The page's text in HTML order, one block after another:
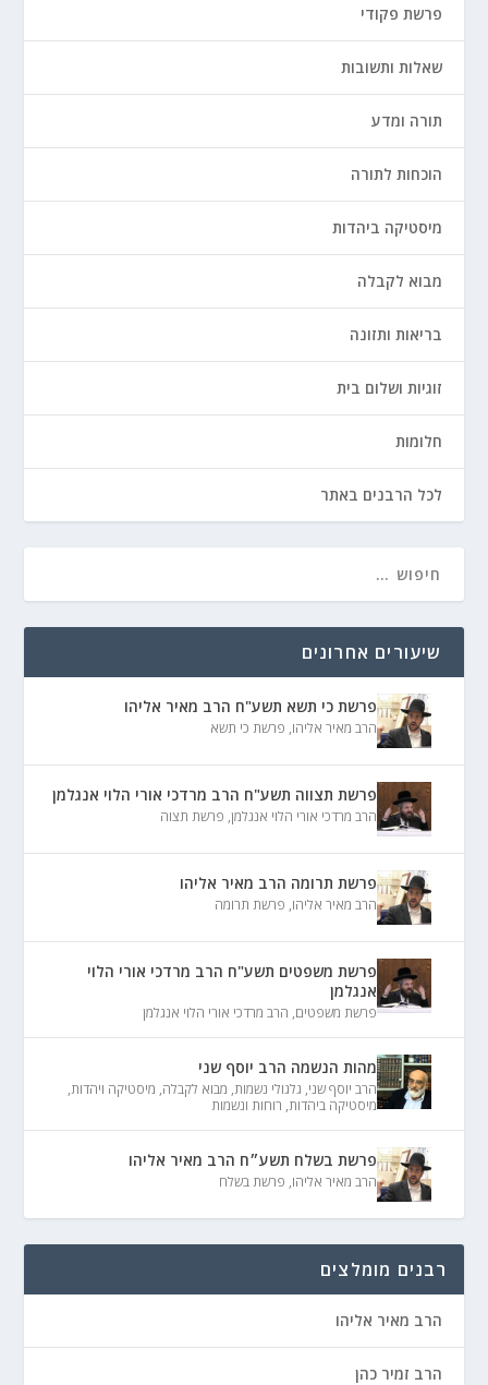
פרשת פקודי
שאלות ותשובות
תורה ומדע
הוכחות לתורה
מיסטיקה ביהדות
מבוא לקבלה
בריאות ותזונה
זוגיות ושלום בית
חלומות
לכל הרבנים באתר
שיעורים אחרונים
פרשת כי תשא תשע"ח הרב מאיר אליהו
הרב מאיר אליהו, פרשת כי תשא
פרשת תצווה תשע"ח הרב מרדכי אורי הלוי אנגלמן
הרב מרדכי אורי הלוי אנגלמן, פרשת תצוה
פרשת תרומה הרב מאיר אליהו
הרב מאיר אליהו, פרשת תרומה
פרשת משפטים תשע"ח הרב מרדכי אורי הלוי
אנגלמן
פרשת משפטים, הרב מרדכי אורי הלוי אנגלמן
מהות הנשמה הרב יוסף שני
הרב יוסף שני, גלגולי נשמות, מבוא לקבלה, מיסטיקה ויהדות,
מיסטיקה ביהדות, רוחות ונשמות
פרשת בשלח תשע״ח הרב מאיר אליהו
הרב מאיר אליהו, פרשת בשלח
רבנים מומלצים
הרב מאיר אליהו
הרב זמיר כהן